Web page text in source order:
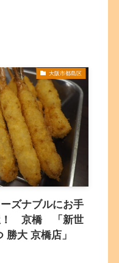
大阪市都島区
ズナブルにお手
！ 京橋 「新世
大 京橋店」